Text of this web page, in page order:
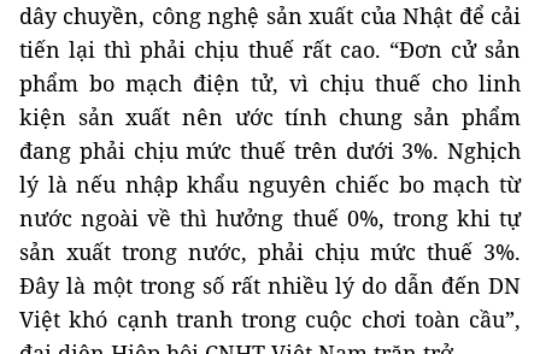
dây chuyền, công nghệ sản xuất của Nhật để cải
tiến lại thì phải chịu thuế rất cao. “Đơn cử sản
phẩm bo mạch điện tử, vì chịu thuế cho linh
kiện sản xuất nên ước tính chung sản phẩm
đang phải chịu mức thuế trên dưới 3%. Nghịch
lý là nếu nhập khẩu nguyên chiếc bo mạch từ
nước ngoài về thì hưởng thuế 0%, trong khi tự
sản xuất trong nước, phải chịu mức thuế 3%.
Đây là một trong số rất nhiều lý do dẫn đến DN
Việt khó cạnh tranh trong cuộc chơi toàn cầu”,